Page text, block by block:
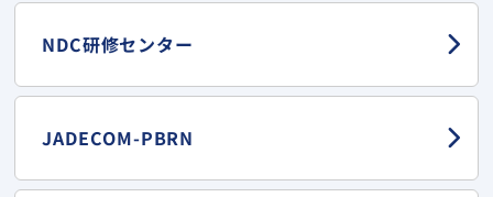
NDC研修センター
JADECOM-PBRN